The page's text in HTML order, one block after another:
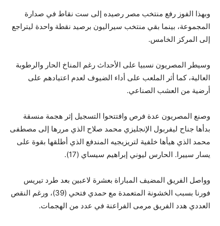
وبهذا الفوز رفع منتخب مصر رصيده إلى ست نقاط في صدارة
المجموعة، بينما بقي منتخب سيراليون برصيد نقطة واحدة ليتراجع
إلى المركز الخامس.
وسيطر المصريون نسبيا على الأحداث رغم المناخ الحار والرطوبة
العالية، كما أثر الملعب على أداء الضيوف لعدم اعتيادهم على
أرضية من العشب الصناعي.
وصنع المصريون عدة فرص وافتتحوا التسجيل إثر هجمة منسقة
بدأها جناح ليفربول الإنجليزي محمد صلاح الذي مررها إلى مصطفى
محمد الذي هيأها خلفية لتريزيجيه المندفع الذي أطلقها بقوة على
يسار سييرا. الحارس ليوني إبراهيم سيساي (17).
وواصل الفريق المضيف المباراة بعشرة لاعبين بعد طرد تيريس
فورنا بسبب الخشونة المتعمدة مع حمدي فتحي (39)، ورغم النقص
العددي هدد الفريق مرمى الفراعنة في عدد من الهجمات.